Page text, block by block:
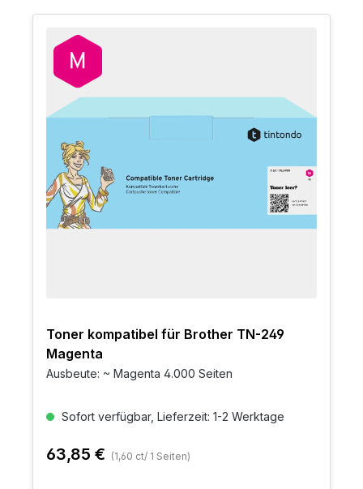
Toner kompatibel für Brother TN-249
Magenta
Ausbeute: ~ Magenta 4.000 Seiten
Sofort verfügbar, Lieferzeit: 1-2 Werktage
63,85 € (1,60 ct/ 1 Seiten)